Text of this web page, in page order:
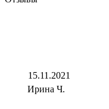
15.11.2021
Ирина Ч.